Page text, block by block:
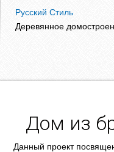
Русский Стиль
Деревянное
Дом из
Данный проект